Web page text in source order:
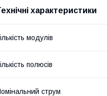
характеристики
модулів
полюсів
струм